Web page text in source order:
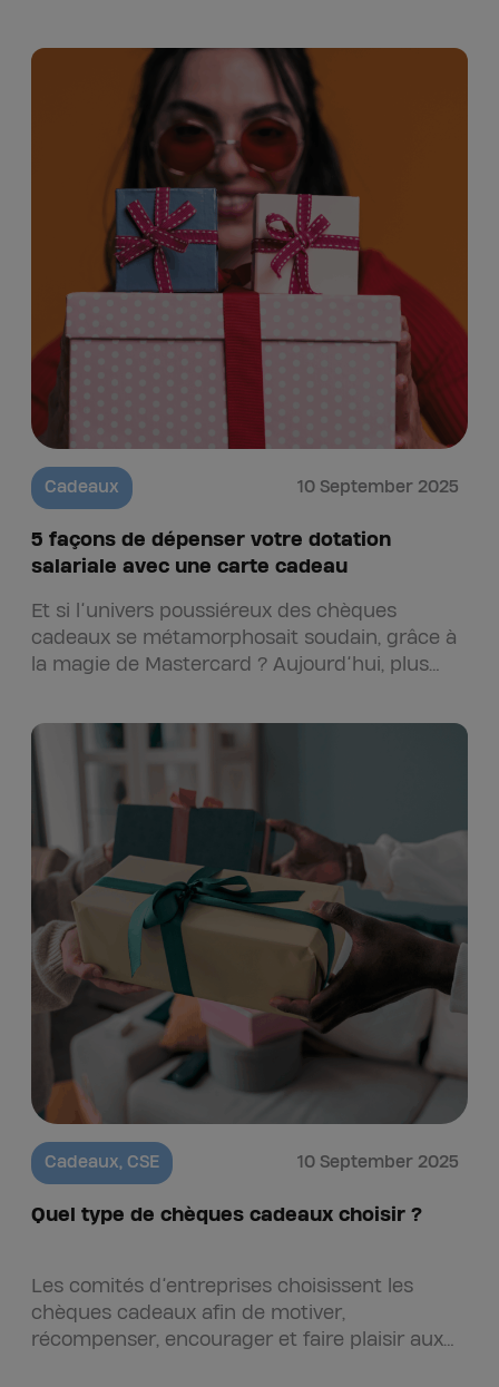
Cadeaux 10 September 2025
5 façons de dépenser votre dotation
salariale avec une carte cadeau
Et si l’univers poussiéreux des chèques
cadeaux se métamorphosait soudain, grâce à
la magie de Mastercard ? Aujourd’hui, plus
Cadeaux, CSE 10 September 2025
Quel type de chèques cadeaux choisir ?
Les comités d’entreprises choisissent les
chèques cadeaux afin de motiver,
récompenser, encourager et faire plaisir aux